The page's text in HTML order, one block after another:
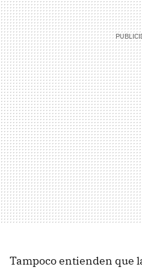
Tampoco entienden que